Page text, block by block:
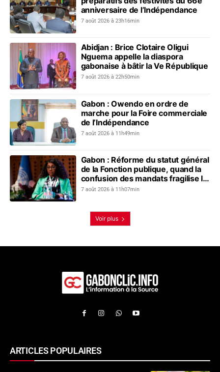
anniversaire de l’Indépendance
7 août 2026 à 23h16min
Abidjan : Brice Clotaire Oligui
Nguema appelle la diaspora
gabonaise à bâtir la Ve République
7 août 2026 à 22h50min
Gabon : Owendo en ordre de
marche pour la Foire commerciale
de l’Indépendance
7 août 2026 à 11h49min
Gabon : Réforme du statut général
de la Fonction publique, quand la
confusion des mandats fragilise le
dialogue social
7 août 2026 à 11h07min
Voir plus
ARTICLES POPULAIRES